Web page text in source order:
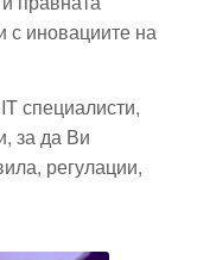
с иновациите на
специалисти,
за да Ви
регулации,